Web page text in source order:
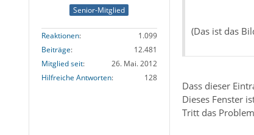
Senior-Mitglied
Reaktionen
1.099
Beiträge
12.481
Mitglied seit
26. Mai. 2012
Hilfreiche Antworten
128
(Das ist das
Dass dieser
Dieses Fenster
Tritt das